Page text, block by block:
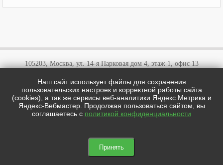
цотипи.рф © 2026
105203, Москва, ул. 14-я Парковая дом 4, этаж 1, офис 13
+7 (495)646 03 57
+7 (800)707 57 72
cotipi@yandex.ru
Мы в соц сетях:

Наш сайт использует файлы для сохранения
пользовательских настроек и корректной работы сайта
(cookies), а так же сервисы веб-аналитики Яндекс.Метрика и
Яндекс-Вебмастер. Продолжая пользоваться сайтом, вы
соглашаетесь с политикой конфиденциальности
Принять